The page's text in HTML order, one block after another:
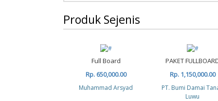
Produk Sejenis
Full Board
Rp. 650,000.00
Muhammad Arsyad
PAKET
Rp. 1,150,000.00
PT. Bumi Damai
Luwu